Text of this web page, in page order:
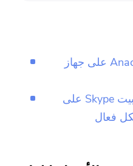
كيفية إلغاء تثبيت Anaconda على جهاز
دليل حول كيفية إلغاء تثبيت Skype على